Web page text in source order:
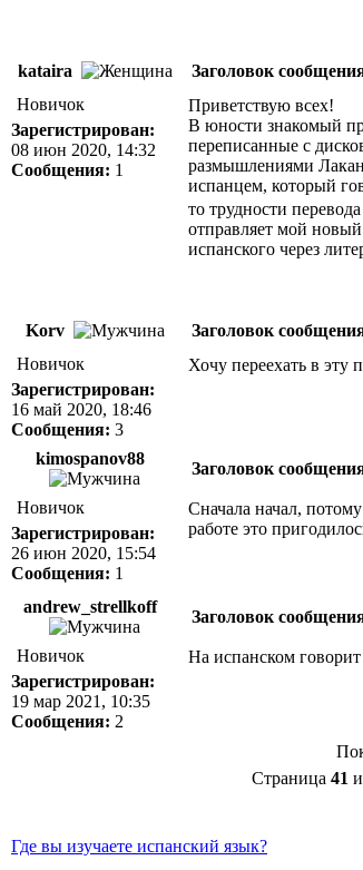
kataira Заголовок
Новичок
Зарегистрирован:
08 июн 2020, 14:32
Сообщения: 1
Приветствую всех!
В юности знакомый
переписанные с
размышлениями
испанцем, который
то трудности
отправляет мой
испанского через
Korv Заголовок
Новичок
Зарегистрирован:
16 май 2020, 18:46
Сообщения: 3
Хочу переехать в эту
kimospanov88
Заголовок
Новичок
Зарегистрирован:
26 июн 2020, 15:54
Сообщения: 1
Сначала начал,
работе это
andrew_strellkoff
Заголовок
Новичок
Зарегистрирован:
19 мар 2021, 10:35
Сообщения: 2
На испанском
Страница 41
Где вы изучаете испанский язык?